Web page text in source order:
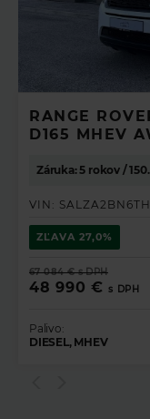
RANGE
D165 MHEV
Záruka: 5 rokov /
VIN:
ZĽAVA 27,0%
67 084 € s DPH
48 990 € s DPH
Palivo:
DIESEL, MHEV